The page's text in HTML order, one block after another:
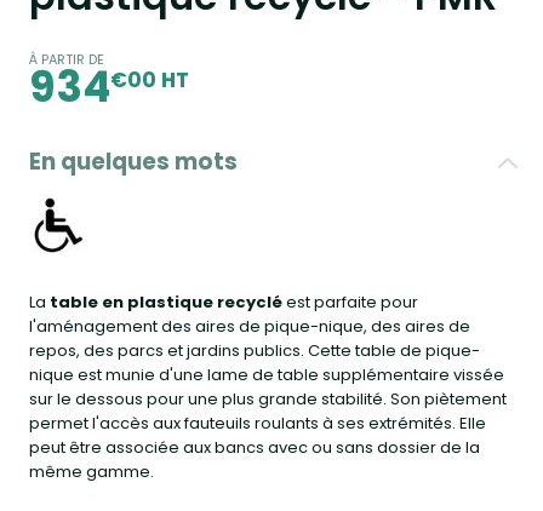
À PARTIR DE
934€00 HT
En quelques mots
La table en plastique recycléest parfaite pour
l'aménagement des aires de pique-nique, des aires de
repos, des parcs et jardins publics. Cette table de pique-
nique est munie d'une lame de table supplémentaire vissée
sur le dessous pour une plus grande stabilité. Son piètement
permet l'accès aux fauteuils roulants à ses extrémités. Elle
peut être associée aux bancs avec ou sans dossier de la
même gamme.